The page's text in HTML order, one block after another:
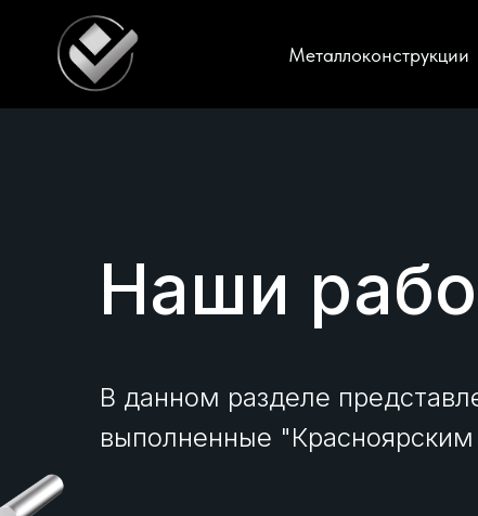
Металлоконструкции
Наши
В данном разделе
выполненные